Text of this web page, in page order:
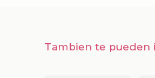
Tambien te pueden